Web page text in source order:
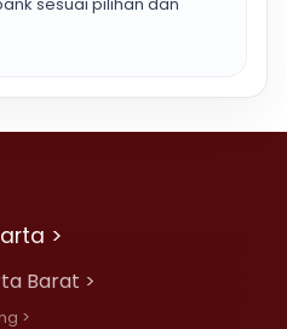
>
Barat >
>